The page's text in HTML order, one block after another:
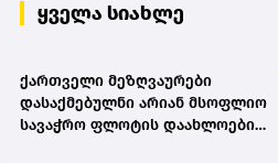
ყველა სიახლე
ქართველი მეზღვაურები
დასაქმებულნი არიან მსოფლიო
სავაჭრო ფლოტის დაახლოებით